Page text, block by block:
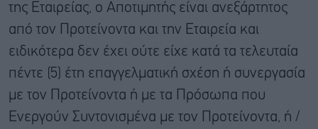
της Εταιρείας, ο Αποτιμητής είναι ανεξάρτητος
από τον Προτείνοντα και την Εταιρεία και
ειδικότερα δεν έχει ούτε είχε κατά τα τελευταία
πέντε (5) έτη επαγγελματική σχέση ή συνεργασία
με τον Προτείνοντα ή με τα Πρόσωπα που
Ενεργούν Συντονισμένα με τον Προτείνοντα, ή /